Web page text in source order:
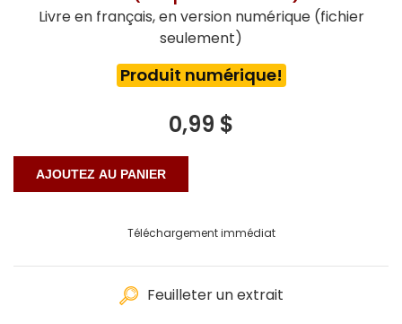
Livre en français, en version numérique (fichier
seulement)
Produit numérique!
0,99 $
Téléchargement immédiat
Feuilleter un extrait